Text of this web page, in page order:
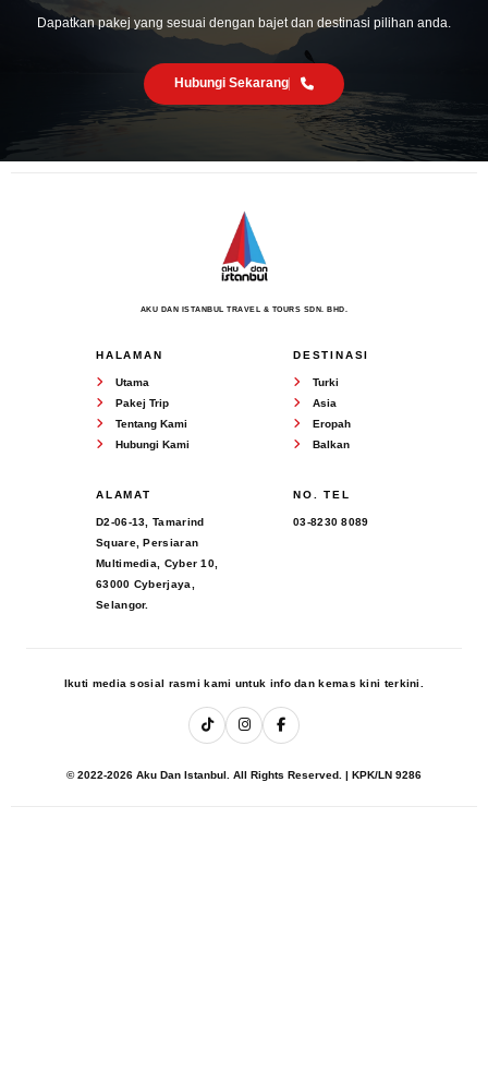
Dapatkan pakej yang sesuai dengan bajet dan destinasi pilihan anda.
Hubungi Sekarang
AKU DAN ISTANBUL TRAVEL & TOURS SDN. BHD.
HALAMAN
Utama
Pakej Trip
Tentang Kami
Hubungi Kami
DESTINASI
Turki
Asia
Eropah
Balkan
ALAMAT
D2-06-13, Tamarind
Square, Persiaran
Multimedia, Cyber 10,
63000 Cyberjaya,
Selangor.
NO. TEL
03-8230 8089
Ikuti media sosial rasmi kami untuk info dan kemas kini terkini.
© 2022-2026 Aku Dan Istanbul. All Rights Reserved. | KPK/LN 9286